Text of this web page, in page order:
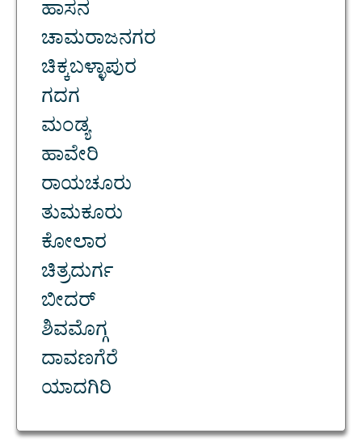
ಹಾಸನ
ಚಾಮರಾಜನಗರ
ಚಿಕ್ಕಬಳ್ಳಾಪುರ
ಗದಗ
ಮಂಡ್ಯ
ಹಾವೇರಿ
ರಾಯಚೂರು
ತುಮಕೂರು
ಕೋಲಾರ
ಚಿತ್ರದುರ್ಗ
ಬೀದರ್
ಶಿವಮೊಗ್ಗ
ದಾವಣಗೆರೆ
ಯಾದಗಿರಿ